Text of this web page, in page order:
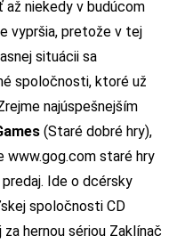
až niekedy v budúcom
vypršia, pretože v tej
situácii sa
spoločnosti, ktoré už
najúspešnejším
(Staré dobré hry),
www.gog.com staré hry
Ide o dcérsky
spoločnosti CD
hernou sériou Zaklínač